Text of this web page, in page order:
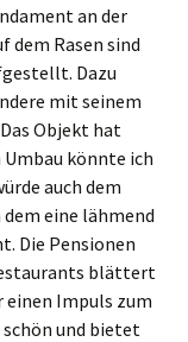
an der
dem Rasen sind
Dazu
mit seinem
Objekt hat
könnte ich
auch dem
eine lähmend
Die Pensionen
blättert
einen Impuls zum
schön und bietet